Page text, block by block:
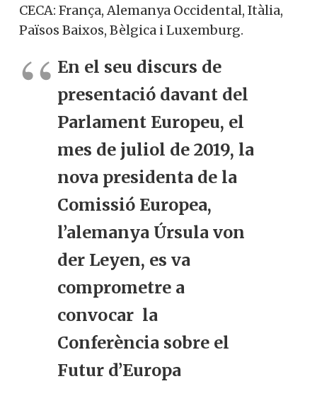
CECA: França, Alemanya Occidental, Itàlia,
Països Baixos, Bèlgica i Luxemburg.
En el seu discurs de
presentació davant del
Parlament Europeu, el
mes de juliol de 2019, la
nova presidenta de la
Comissió Europea,
l’alemanya Úrsula von
der Leyen, es va
comprometre a
convocar la
Conferència sobre el
Futur d’Europa